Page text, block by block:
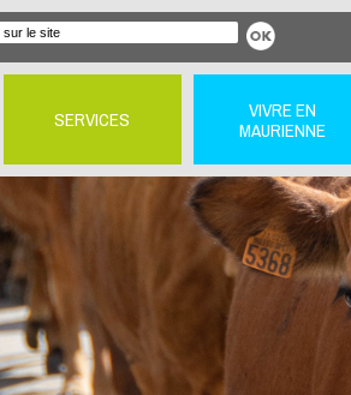
SERVICES
VIVRE EN
MAURIENNE